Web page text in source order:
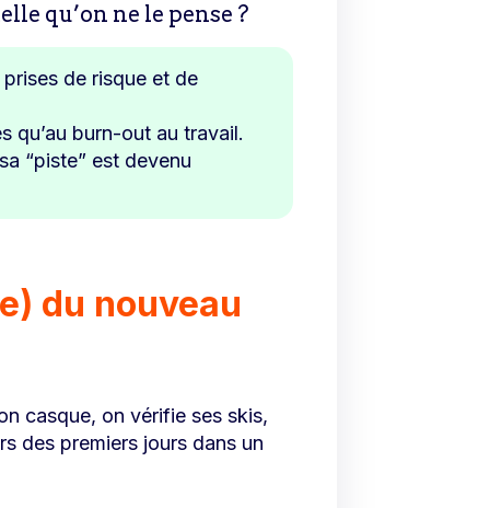
qu’on ne le pense ?
de risque et de
qu’au burn-out au travail.
“piste” est devenu
du nouveau
casque, on vérifie ses skis,
des premiers jours dans un